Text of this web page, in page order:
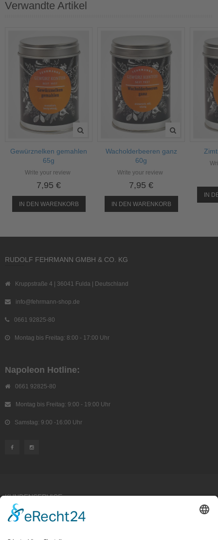
Verwandte Artikel
Gewürznelken gemahlen
65g
Write your review
7,95 €
IN DEN WARENKORB
Wacholderbeeren ganz
60g
Write your review
7,95 €
IN DEN WARENKORB
IN
RUDOLF FEHRMANN GMBH & CO. KG
Kruppstraße 4 | 36041 Fulda | Deutschland
info@fehrmann-shop.de
0661 92825-80
Montag bis Freitag: 8:00 - 17:00 Uhr
Napoleon Hotline:
0661 92825-80
Montag bis Freitag: 9:00 - 19:00 Uhr
Samstag: 9:00 -16:00 Uhr
KUNDENSERVICE